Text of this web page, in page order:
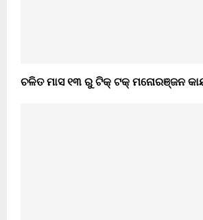
ଚଳିତ ମାସ ୧୩ ରୁ ଟିକ୍ ଟକ୍ ମନୋରଞ୍ଜନ